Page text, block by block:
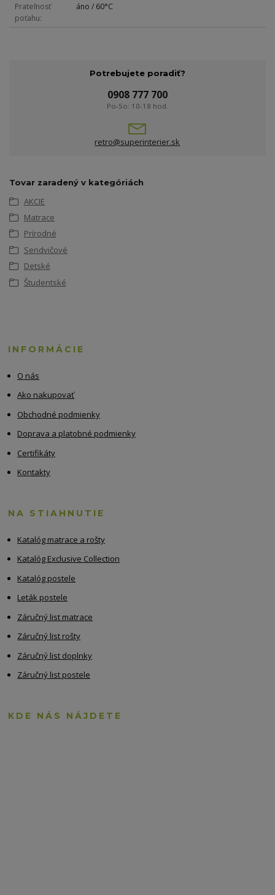
Prateľnosť
poťahu
áno / 60°C
Potrebujete poradiť?
0908 777 700
Po-So: 10-18 hod.
retro@superinterier.sk
Tovar zaradený v kategóriách
AKCIE
Matrace
Prírodné
Sendvičové
Detské
Študentské
INFORMÁCIE
O nás
Ako nakupovať
Obchodné podmienky
Doprava a platobné podmienky
Certifikáty
Kontakty
NA STIAHNUTIE
Katalóg matrace a rošty
Katalóg Exclusive Collection
Katalóg postele
Leták postele
Záručný list matrace
Záručný list rošty
Záručný list doplnky
Záručný list postele
KDE NÁS NÁJDETE